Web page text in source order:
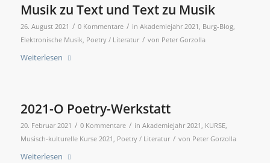
Musik zu Text und Text zu Musik
26. August 2021 / 0 Kommentare / in Akademiejahr 2021 , Burg-Blog,
Elektronische Musik, Poetry / Literatur / von Peter Gorzolla
Weiterlesen
2021-O Poetry-Werkstatt
20. Februar 2021 / 0 Kommentare / in Akademiejahr 2021 , KURSE,
Musisch-kulturelle Kurse 2021 , Poetry / Literatur / von Peter Gorzolla
Weiterlesen